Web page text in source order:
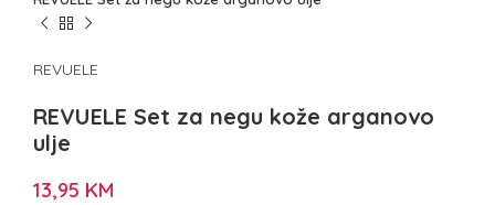
REVUELE
REVUELE Set za negu kože arganovo
ulje
13,95 KM